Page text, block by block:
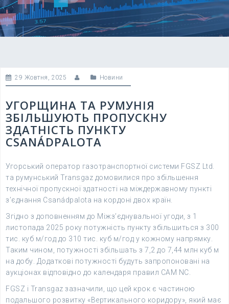
29 Жовтня, 2025 Новини
УГОРЩИНА ТА РУМУНІЯ
ЗБІЛЬШУЮТЬ ПРОПУСКНУ
ЗДАТНІСТЬ ПУНКТУ
CSANÁDPALOTA
Угорський оператор газотранспортної системи FGSZ Ltd.
та румунський Transgaz домовилися про збільшення
технічної пропускної здатності на міждержавному пункті
з’єднання Csanádpalota на кордоні двох країн.
Згідно з доповненням до Міжз’єднувальної угоди, з 1
листопада 2025 року потужність пункту збільшиться з 300
тис. куб м/год до 310 тис. куб м/год у кожному напрямку.
Таким чином, потужності збільшать з 7,2 до 7,44 млн куб м
на добу. Додаткові потужності будуть запропоновані на
аукціонах відповідно до календаря правил CAM NC.
FGSZ і Transgaz зазначили, що цей крок є частиною
подальшого розвитку «Вертикального коридору», який має